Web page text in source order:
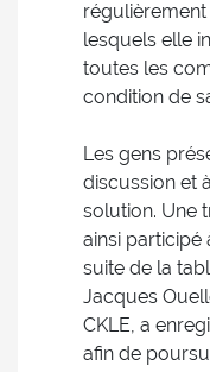
lesquels elle
toutes les
condition de
Les gens
discussion et
solution. Une
ainsi participé
suite de la
Jacques
CKLE, a
afin de